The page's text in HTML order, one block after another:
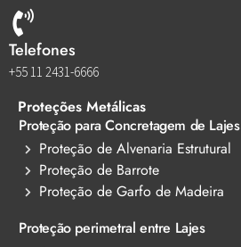
Telefones
+55 11 2431-6666
Proteções Metálicas
Proteção para Concretagem de Lajes
Proteção de Alvenaria Estrutural
Proteção de Barrote
Proteção de Garfo de Madeira
Proteção perimetral entre Lajes